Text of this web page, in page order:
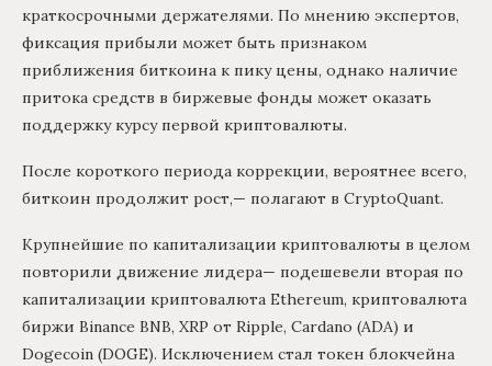
краткосрочными держателями. По мнению экспертов,
фиксация прибыли может быть признаком
приближения биткоина к пику цены, однако наличие
притока средств в биржевые фонды может оказать
поддержку курсу первой криптовалюты.
После короткого периода коррекции, вероятнее всего,
биткоин продолжит рост,— полагают в CryptoQuant.
Крупнейшие по капитализации криптовалюты в целом
повторили движение лидера— подешевели вторая по
капитализации криптовалюта Ethereum, криптовалюта
биржи Binance BNB, XRP от Ripple, Cardano (ADA) и
Dogecoin (DOGE). Исключением стал токен блокчейна